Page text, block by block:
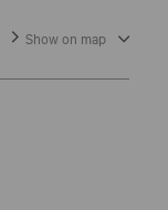
Show on map